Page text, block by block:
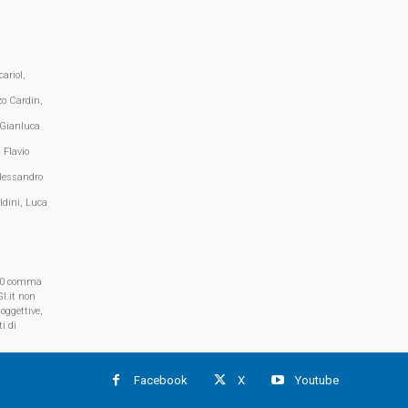
Cardin,
Flavio
Luca
comma
non
di
Facebook X Youtube